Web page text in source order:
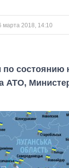
марта 2018, 14:10
состоянию
АТО,